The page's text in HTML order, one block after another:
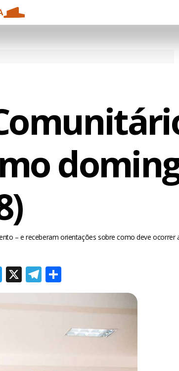
– e receberam orientações sobre como deve ocorrer
Twitter
X Telegram